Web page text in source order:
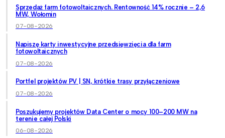
Sprzedaż farm fotowoltaicznych. Rentowność 14% rocznie – 2,6
MW, Wołomin
07-08-2026
Napiszę karty inwestycyjne przedsięwzięcia dla farm
fotowoltaicznych
07-08-2026
Portfel projektów PV | SN, krótkie trasy przyłączeniowe
07-08-2026
Poszukujemy projektów Data Center o mocy 100–200 MW na
terenie całej Polski
06-08-2026